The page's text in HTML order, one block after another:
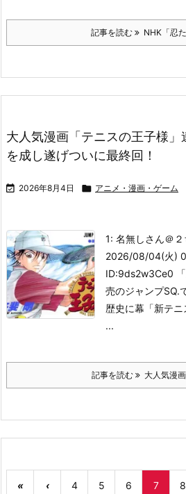
記事を読む NHK「忍
大人気漫画「テニスの王子様
を成し遂げついに最終回！
 2026年8月4日  アニメ・漫画・ゲーム
1: 名無しさん＠
2026/08/04(火)
ID:9ds2w3Ce0
売のジャンプSQ.
歴史に幕 「新テ
...
記事を読む 大人気漫
« ‹ 4 5 6 7 8